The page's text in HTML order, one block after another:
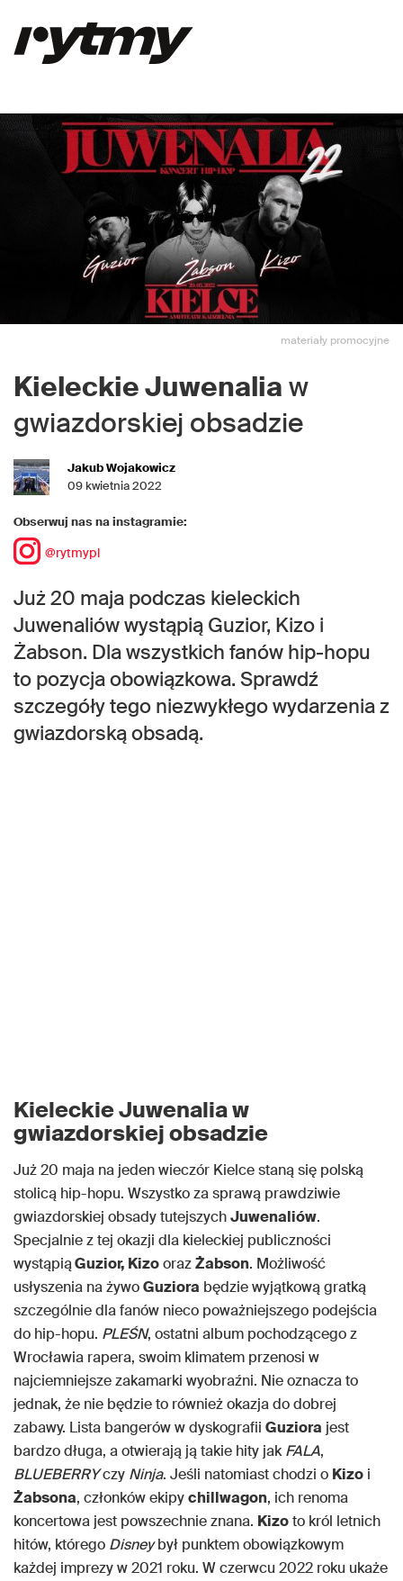
materiały promocyjne
Kieleckie Juwenalia w
gwiazdorskiej obsadzie
Jakub Wojakowicz
09 kwietnia 2022
Obserwuj nas na instagramie:
@rytmypl
Już 20 maja podczas kieleckich
Juwenaliów wystąpią Guzior, Kizo i
Żabson. Dla wszystkich fanów hip-hopu
to pozycja obowiązkowa. Sprawdź
szczegóły tego niezwykłego wydarzenia z
gwiazdorską obsadą.
Kieleckie Juwenalia w
gwiazdorskiej obsadzie
Już 20 maja na jeden wieczór Kielce staną się polską
stolicą hip-hopu. Wszystko za sprawą prawdziwie
gwiazdorskiej obsady tutejszychJuwenaliów.
Specjalnie z tej okazji dla kieleckiej publiczności
wystąpiąGuzior, KizoorazŻabson. Możliwość
usłyszenia na żywoGuziora będzie wyjątkową gratką
szczególnie dla fanów nieco poważniejszego podejścia
do hip-hopu. PLEŚN, ostatni album pochodzącego z
Wrocławia rapera, swoim klimatem przenosi w
najciemniejsze zakamarki wyobraźni. Nie oznacza to
jednak, że nie będzie to również okazja do dobrej
zabawy. Lista bangerów w dyskografii Guziora jest
bardzo długa, a otwierają ją takie hity jakFALA,
BLUEBERRYczy Ninja. Jeśli natomiast chodzi o Kizo i
Żabsona, członków ekipychillwagon, ich renoma
koncertowa jest powszechnie znana. Kizoto król letnich
hitów, którego Disneybył punktem obowiązkowym
każdej imprezy w 2021 roku. W czerwcu 2022 roku ukaże